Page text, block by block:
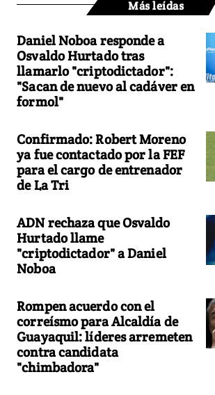
Más leídas
Daniel Noboa responde a
Osvaldo Hurtado tras
llamarlo "criptodictador":
"Sacan de nuevo al cadáver en
formol"
Confirmado: Robert Moreno
ya fue contactado por la FEF
para el cargo de entrenador
de La Tri
ADN rechaza que Osvaldo
Hurtado llame
"criptodictador" a Daniel
Noboa
Rompen acuerdo con el
correísmo para Alcaldía de
Guayaquil: líderes arremeten
contra candidata
"chimbadora"